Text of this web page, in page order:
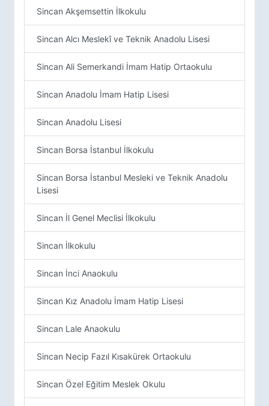
Sincan Akşemsettin İlkokulu
Sincan Alcı Meslekî ve Teknik Anadolu Lisesi
Sincan Ali Semerkandi İmam Hatip Ortaokulu
Sincan Anadolu İmam Hatip Lisesi
Sincan Anadolu Lisesi
Sincan Borsa İstanbul İlkokulu
Sincan Borsa İstanbul Mesleki ve Teknik Anadolu
Lisesi
Sincan İl Genel Meclisi İlkokulu
Sincan İlkokulu
Sincan İnci Anaokulu
Sincan Kız Anadolu İmam Hatip Lisesi
Sincan Lale Anaokulu
Sincan Necip Fazıl Kısakürek Ortaokulu
Sincan Özel Eğitim Meslek Okulu